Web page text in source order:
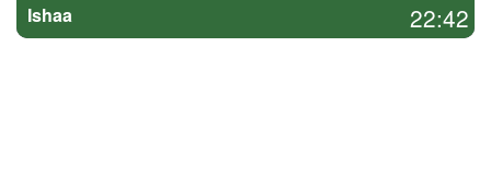
Ishaa 22:42